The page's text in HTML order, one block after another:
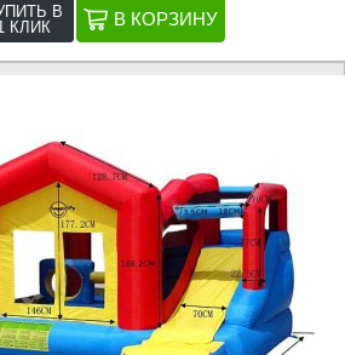
В
КЛИК